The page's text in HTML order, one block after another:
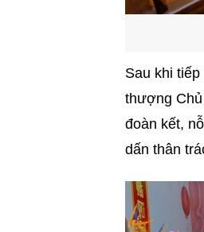
Sau khi
thượng
đoàn kết,
dấn thân